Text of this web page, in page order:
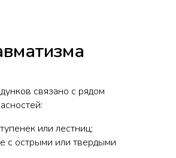
связано с рядом
или лестниц;
с острыми или твердыми